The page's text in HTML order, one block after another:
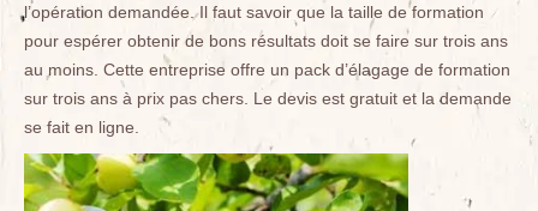
l’opération demandée. Il faut savoir que la taille de formation
pour espérer obtenir de bons résultats doit se faire sur trois ans
au moins. Cette entreprise offre un pack d’élagage de formation
sur trois ans à prix pas chers. Le devis est gratuit et la demande
se fait en ligne.